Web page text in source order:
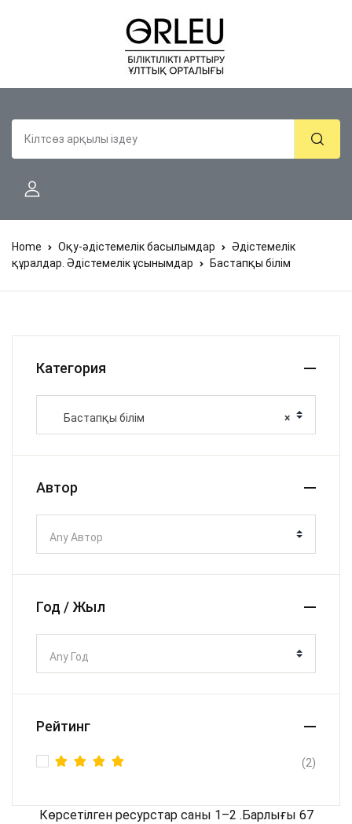
Home Оқу-әдістемелік басылымдар
Әдістемелік
құралдар. Әдістемелік ұсынымдар
Бастапқы білім
Көрсетілген ресурстар саны 1–2 .Барлығы 67
Категория
×
Бастапқы білім
Автор
Any Автор
Год / Жыл
Any Год
Рейтинг
(2)